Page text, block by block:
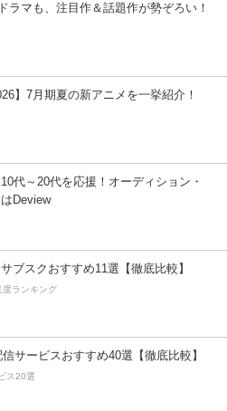
ラマも、注目作＆話題作が勢ぞろい！
】7月期夏の新アニメを一挙紹介！
代～20代を応援！オーディション・
Deview
ブスクおすすめ11選【徹底比較】
度ランキング
サービスおすすめ40選【徹底比較】
ス20選